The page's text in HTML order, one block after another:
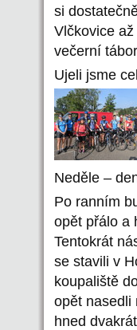
si
Vlčkovice
večerní
Ujeli jsme
Neděle –
Po ranním
opět přálo a
Tentokrát
se stavili v
koupaliště
opět nasedli
hned